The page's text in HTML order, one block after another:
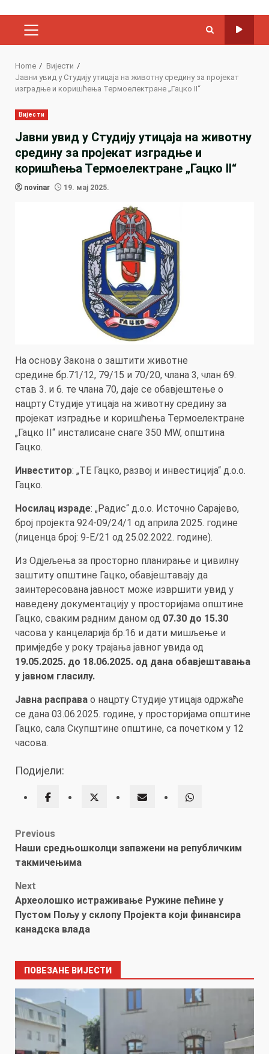
PRIMARY
Home
Вијести
Јавни увид у Студију утицаја на животну средину за пројекат
изградње и коришћења Термоелектране „Гацко II“
Вијести
Јавни увид у Студију утицаја на животну
средину за пројекат изградње и
коришћења Термоелектране „Гацко II“
novinar 19. мај 2025.
На основу Закона о заштити животне
средине бр.71/12, 79/15 и 70/20, члана 3, члан 69.
став 3. и 6. те члана 70, даје се обавјештење о
нацрту Студије утицаја на животну средину за
пројекат изградње и коришћења Термоелектране
„Гацко II“ инсталисане снаге 350 MW, општина
Гацко.
Инвеститор: „ТЕ Гацко, развој и инвестиција“ д.о.о.
Гацко.
Носилац израде: „Радис“ д.о.о. Источно Сарајево,
број пројекта 924-09/24/1 од априла 2025. године
(лиценца број: 9-Е/21 од 25.02.2022. године).
Из Одјељења за просторно планирање и цивилну
заштиту општине Гацко, обавјештавају да
заинтересована јавност може извршити увид у
наведену документацију у просторијама општине
Гацко, сваким радним даном од 07.30 до 15.30
часова у канцеларија бр.16 и дати мишљење и
примједбе у року трајања јавног увида од
19.05.2025. до 18.06.2025. од дана обавјештавања
у јавном гласилу.
Јавна расправа о нацрту Студије утицаја одржаће
се дана 03.06.2025. године, у просторијама општине
Гацко, сала Скупштине општине, са почетком у 12
часова.
Подијели:
Post
navigation
Previous
Наши средњошколци запажени на републичким
такмичењима
Next
Археолошко истраживање Ружине пећине у
Пустом Пољу у склопу Пројекта који финансира
канадска влада
ПОВЕЗАНЕ ВИЈЕСТИ